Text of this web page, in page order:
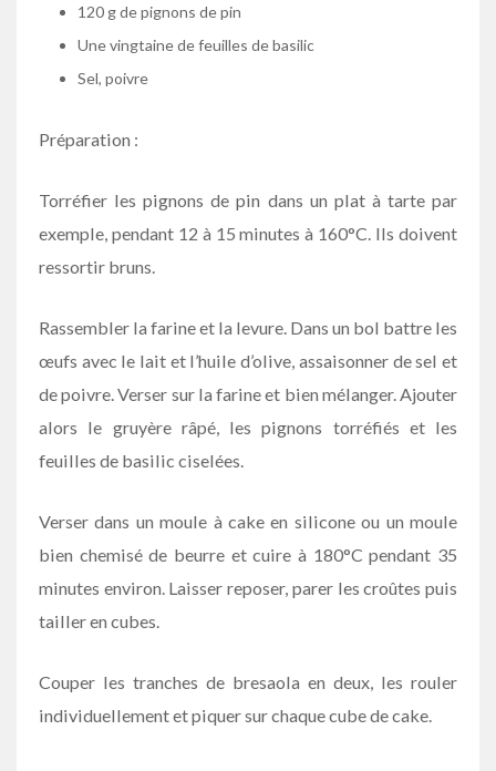
120 g de pignons de pin
Une vingtaine de feuilles de basilic
Sel, poivre
Préparation :
Torréfier les pignons de pin dans un plat à tarte par
exemple, pendant 12 à 15 minutes à 160°C. Ils doivent
ressortir bruns.
Rassembler la farine et la levure. Dans un bol battre les
œufs avec le lait et l’huile d’olive, assaisonner de sel et
de poivre. Verser sur la farine et bien mélanger. Ajouter
alors le gruyère râpé, les pignons torréfiés et les
feuilles de basilic ciselées.
Verser dans un moule à cake en silicone ou un moule
bien chemisé de beurre et cuire à 180°C pendant 35
minutes environ. Laisser reposer, parer les croûtes puis
tailler en cubes.
Couper les tranches de bresaola en deux, les rouler
individuellement et piquer sur chaque cube de cake.